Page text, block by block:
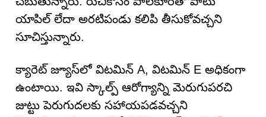
యాపిల్ లేదా అరటిపండు కలిపి తీసుకోవచ్చని
సూచిస్తున్నారు.
క్యారెట్ జ్యూస్‌లో విటమిన్ A, విటమిన్ E అధికంగా
ఉంటాయి. ఇవి స్కాల్ప్ ఆరోగ్యాన్ని మెరుగుపరచి
జుట్టు పెరుగుదలకు సహాయపడవచ్చని